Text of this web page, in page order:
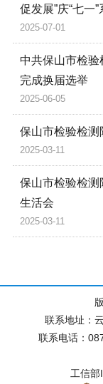
促发展”庆“七一
2025-07-01
中共保山市检
完成换届选举
2025-06-05
保山市检验检测
2025-03-11
保山市检验检测
生活会
2025-03-11
联系地址：
联系电话：
工信